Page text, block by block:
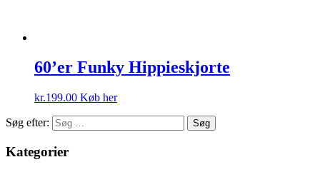
60’er Funky Hippieskjorte
kr.199.00 Køb her
Søg efter:
Kategorier